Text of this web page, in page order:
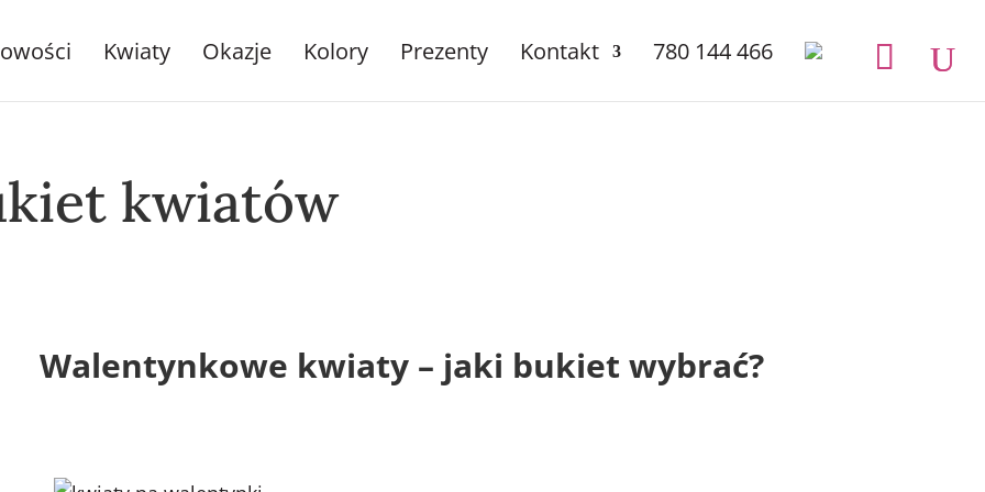
Kwiaty Okazje Kolory Prezenty Kontakt 780 144 466
kwiatów
Walentynkowe kwiaty – jaki bukiet wybrać?